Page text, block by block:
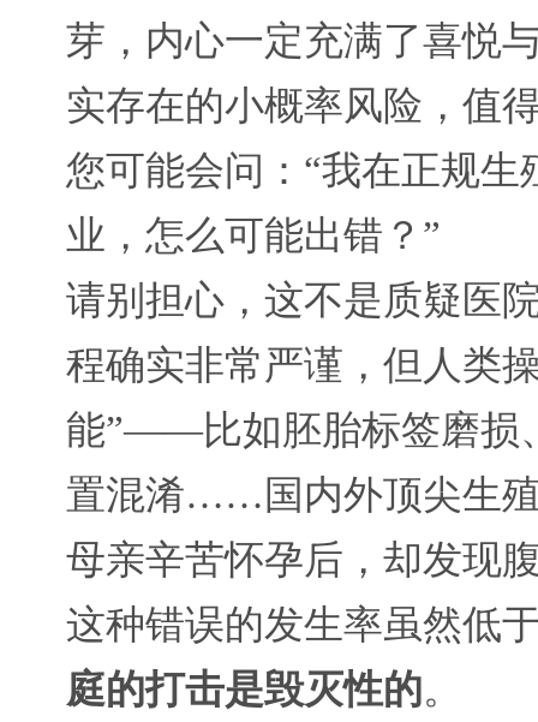
芽，内心一定充满了喜悦
实存在的小概率风险，
您可能会问：“我在正规
业，怎么可能出错？”
请别担心，这不是质疑医
程确实非常严谨，但人类
能”——比如胚胎标签磨损
置混淆……国内外顶尖生
母亲辛苦怀孕后，却发现
这种错误的发生率虽然低
庭的打击是毁灭性的。